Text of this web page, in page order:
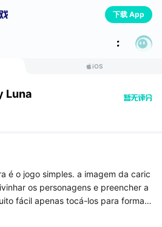
下载 App
iOS
Luna
é o jogo simples. a imagem da caric
os personagens e preencher a
fácil apenas tocá-los para formar